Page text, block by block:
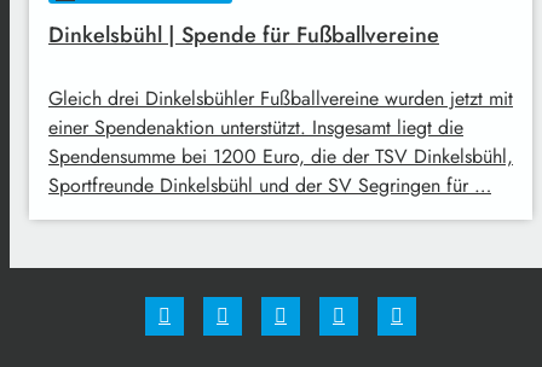
Dinkelsbühl | Spende für Fußballvereine
Gleich drei Dinkelsbühler Fußballvereine wurden jetzt mit
einer Spendenaktion unterstützt. Insgesamt liegt die
Spendensumme bei 1200 Euro, die der TSV Dinkelsbühl,
Sportfreunde Dinkelsbühl und der SV Segringen für …